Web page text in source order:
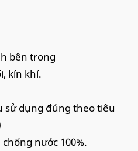
bên trong
kín khí.
sử dụng đúng theo tiêu
nước 100%.